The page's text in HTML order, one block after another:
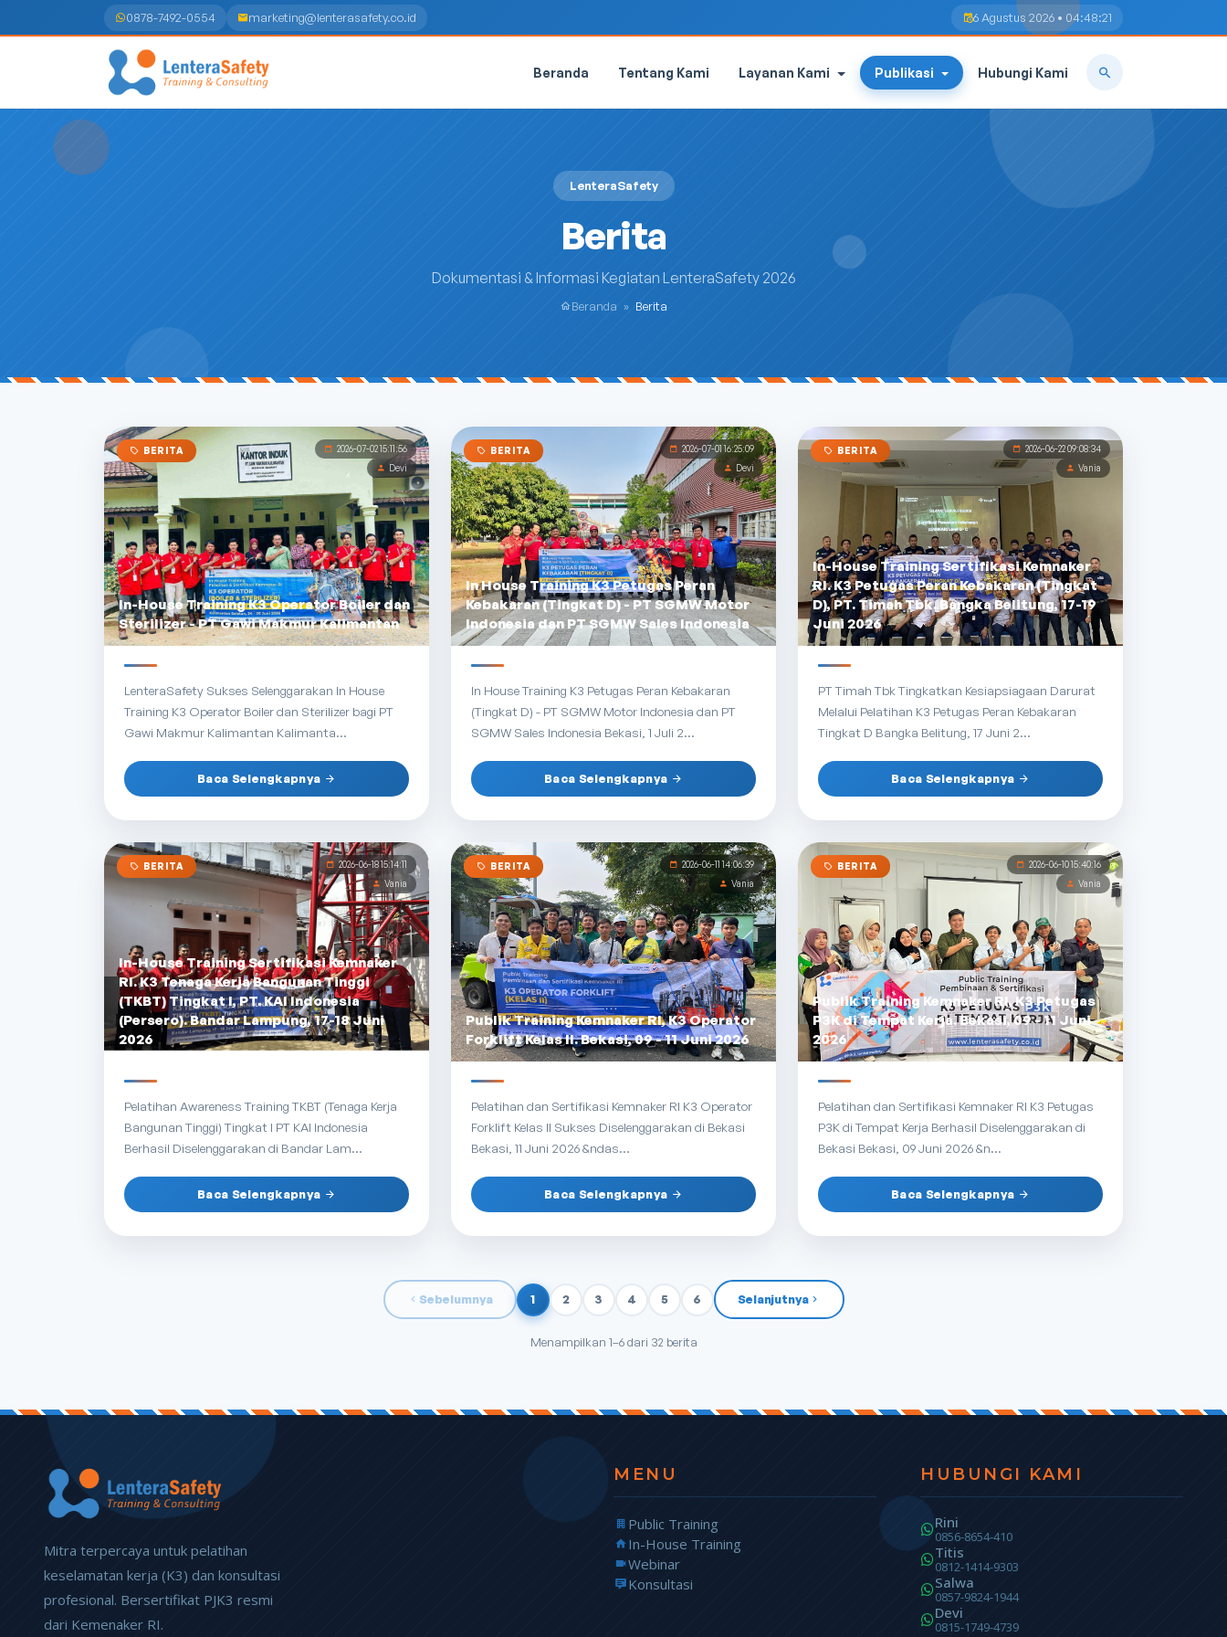
0878-7492-0554 marketing@lenterasafety.co.id 6 Agustus 2026 • 04:48:22
Beranda Tentang Kami Layanan Kami Publikasi Hubungi Kami
LenteraSafety
Berita
Dokumentasi & Informasi Kegiatan LenteraSafety 2026
Beranda » Berita
BERITA
2026-07-02 15:11:56
Devi
In-House Training K3 Operator Boiler dan
Sterilizer - PT Gawi Makmur Kalimantan
LenteraSafety Sukses Selenggarakan In House
Training K3 Operator Boiler dan Sterilizer bagi PT
Gawi Makmur Kalimantan Kalimanta...
Baca Selengkapnya
BERITA
2026-07-01 16:25:09
Devi
In House Training K3 Petugas Peran
Kebakaran (Tingkat D) - PT SGMW Motor
Indonesia dan PT SGMW Sales Indonesia
In House Training K3 Petugas Peran Kebakaran
(Tingkat D) - PT SGMW Motor Indonesia dan PT
SGMW Sales Indonesia Bekasi, 1 Juli 2...
Baca Selengkapnya
BERITA
2026-06-22 09:08:34
Vania
In-House Training Sertifikasi Kemnaker
RI. K3 Petugas Peran Kebakaran (Tingkat
D), PT. Timah Tbk. Bangka Belitung, 17-19
Juni 2026
PT Timah Tbk Tingkatkan Kesiapsiagaan Darurat
Melalui Pelatihan K3 Petugas Peran Kebakaran
Tingkat D Bangka Belitung, 17 Juni 2...
Baca Selengkapnya
BERITA
2026-06-18 15:14:11
Vania
In-House Training Sertifikasi Kemnaker
RI. K3 Tenaga Kerja Bangunan Tinggi
(TKBT) Tingkat I, PT. KAI Indonesia
(Persero). Bandar Lampung, 17-18 Juni
2026
Pelatihan Awareness Training TKBT (Tenaga Kerja
Bangunan Tinggi) Tingkat I PT KAI Indonesia
Berhasil Diselenggarakan di Bandar Lam...
Baca Selengkapnya
BERITA
2026-06-11 14:06:39
Vania
Publik Training Kemnaker RI, K3 Operator
Forklift Kelas II. Bekasi, 09 - 11 Juni 2026
Pelatihan dan Sertifikasi Kemnaker RI K3 Operator
Forklift Kelas II Sukses Diselenggarakan di Bekasi
Bekasi, 11 Juni 2026 &ndas...
Baca Selengkapnya
BERITA
2026-06-10 15:40:16
Vania
Publik Training Kemnaker RI, K3 Petugas
P3K di Tempat Kerja. Bekasi, 09 - 11 Juni
2026
Pelatihan dan Sertifikasi Kemnaker RI K3 Petugas
P3K di Tempat Kerja Berhasil Diselenggarakan di
Bekasi Bekasi, 09 Juni 2026 &n...
Baca Selengkapnya
Sebelumnya 1 2 3 4 5 6 Selanjutnya
Menampilkan 1–6 dari 32 berita
Mitra terpercaya untuk pelatihan
keselamatan kerja (K3) dan konsultasi
profesional. Bersertifikat PJK3 resmi
dari Kemenaker RI.
MENU
Public Training
In-House Training
Webinar
Konsultasi
HUBUNGI KAMI
Rini
0856-8654-410
Titis
0812-1414-9303
Salwa
0857-9824-1944
Devi
0815-1749-4739